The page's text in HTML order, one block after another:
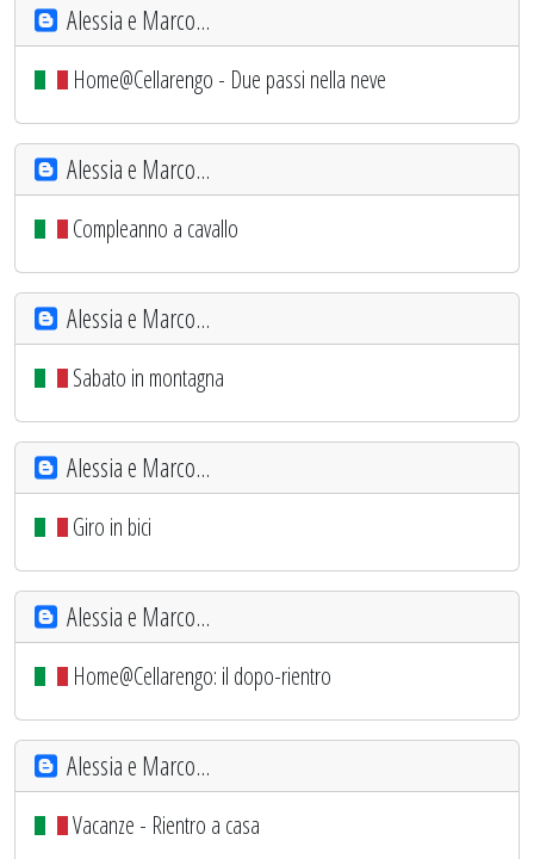
Alessia e Marco...
Home@Cellarengo - Due passi nella neve
Alessia e Marco...
Compleanno a cavallo
Alessia e Marco...
Sabato in montagna
Alessia e Marco...
Giro in bici
Alessia e Marco...
Home@Cellarengo: il dopo-rientro
Alessia e Marco...
Vacanze - Rientro a casa